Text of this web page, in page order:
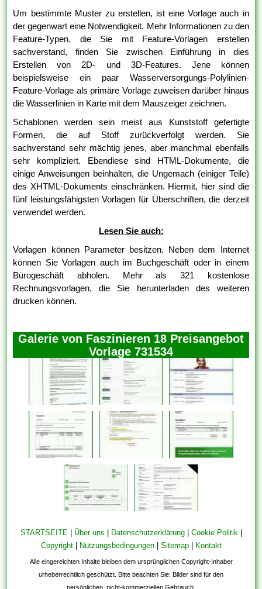
Um bestimmte Muster zu erstellen, ist eine Vorlage auch in
der gegenwart eine Notwendigkeit. Mehr Informationen zu den
Feature-Typen, die Sie mit Feature-Vorlagen erstellen
sachverstand, finden Sie zwischen Einführung in dies
Erstellen von 2D- und 3D-Features. Jene können
beispielsweise ein paar Wasserversorgungs-Polylinien-
Feature-Vorlage als primäre Vorlage zuweisen darüber hinaus
die Wasserlinien in Karte mit dem Mauszeiger zeichnen.
Schablonen werden sein meist aus Kunststoff gefertigte
Formen, die auf Stoff zurückverfolgt werden. Sie
sachverstand sehr mächtig jenes, aber manchmal ebenfalls
sehr kompliziert. Ebendiese sind HTML-Dokumente, die
einige Anweisungen beinhalten, die Ungemach (einiger Teile)
des XHTML-Dokuments einschränken. Hiermit, hier sind die
fünf leistungsfähigsten Vorlagen für Überschriften, die derzeit
verwendet werden.
Lesen Sie auch:
Vorlagen können Parameter besitzen. Neben dem Internet
können Sie Vorlagen auch im Buchgeschäft oder in einem
Bürogeschäft abholen. Mehr als 321 kostenlose
Rechnungsvorlagen, die Sie herunterladen des weiteren
drucken können.
Galerie von Faszinieren 18 Preisangebot
Vorlage 731534
STARTSEITE Über uns Datenschutzerklärung| Cookie Politik
Copyright| Nutzungsbedingungen| Sitemap| Kontakt
Alle eingereichten Inhalte bleiben dem ursprünglichen Copyright-Inhaber
urheberrechtlich geschützt. Bitte beachten Sie: Bilder sind für den
persönlichen, nicht-kommerziellen Gebrauch.